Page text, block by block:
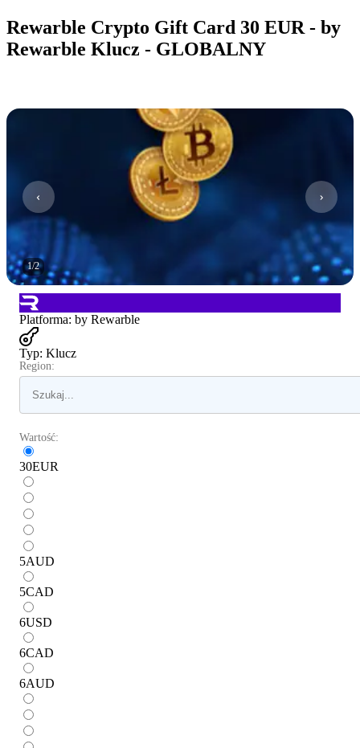
Rewarble Crypto Gift Card 30 EUR - by
Rewarble Klucz - GLOBALNY
1/2
Platforma: by Rewarble
Typ: Klucz
Region:
Wartość:
30EUR
5AUD
5CAD
6USD
6CAD
6AUD